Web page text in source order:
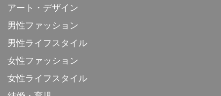
アート・デザイン
男性ファッション
男性ライフスタイル
女性ファッション
女性ライフスタイル